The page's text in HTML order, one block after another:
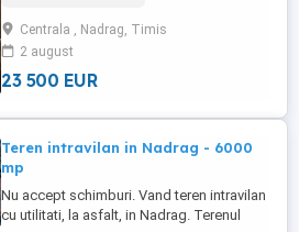
Centrala , Nadrag, Timis
2 august
23 500 EUR
Teren intravilan in Nadrag - 6000
mp
Nu accept schimburi. Vand teren intravilan
cu utilitati, la asfalt, in Nadrag. Terenul